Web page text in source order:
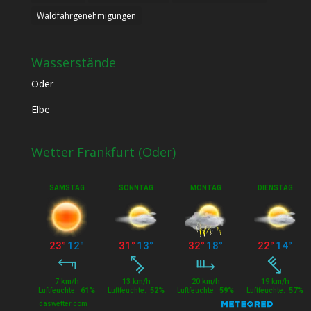
Waldfahrgenehmigungen
Wasserstände
Oder
Elbe
Wetter Frankfurt (Oder)